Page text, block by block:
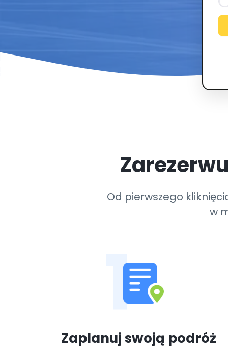
Od pierwszego
w
1
Zaplanuj swoją podróż